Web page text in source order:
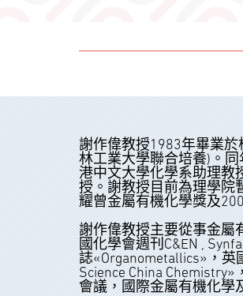
謝作偉教授1983年畢業
林工業大學聯合培養)。
港中文大學化學系助理教
授。謝教授目前為理學院
耀曾金屬有機化學獎及
謝作偉教授主要從事金屬
國化學會週刊C&EN ,
誌«Organometallics»，英
Science China
會議，國際金屬有機化學